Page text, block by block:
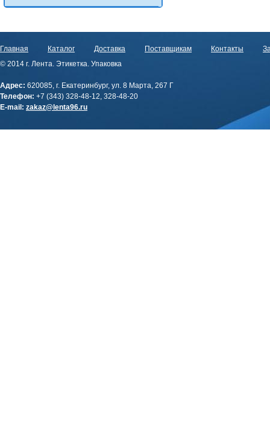
Главная Каталог Доставка Поставщикам Контакты
© 2014 г. Лента. Этикетка. Упаковка
Адрес: 620085, г. Екатеринбург, ул. 8 Марта, 267 Г
Телефон: +7 (343) 328-48-12, 328-48-20
E-mail: zakaz@lenta96.ru